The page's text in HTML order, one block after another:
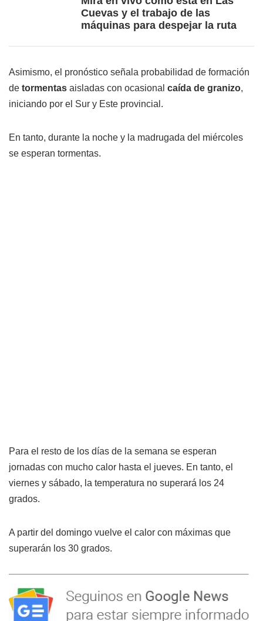
Cuevas y el trabajo de las
máquinas para despejar la ruta
Asimismo, el pronóstico señala probabilidad de formación
de tormentas aisladas con ocasional caída de granizo,
iniciando por el Sur y Este provincial.
En tanto, durante la noche y la madrugada del miércoles
se esperan tormentas.
Para el resto de los días de la semana se esperan
jornadas con mucho calor hasta el jueves. En tanto, el
viernes y sábado, la temperatura no superará los 24
grados.
A partir del domingo vuelve el calor con máximas que
superarán los 30 grados.